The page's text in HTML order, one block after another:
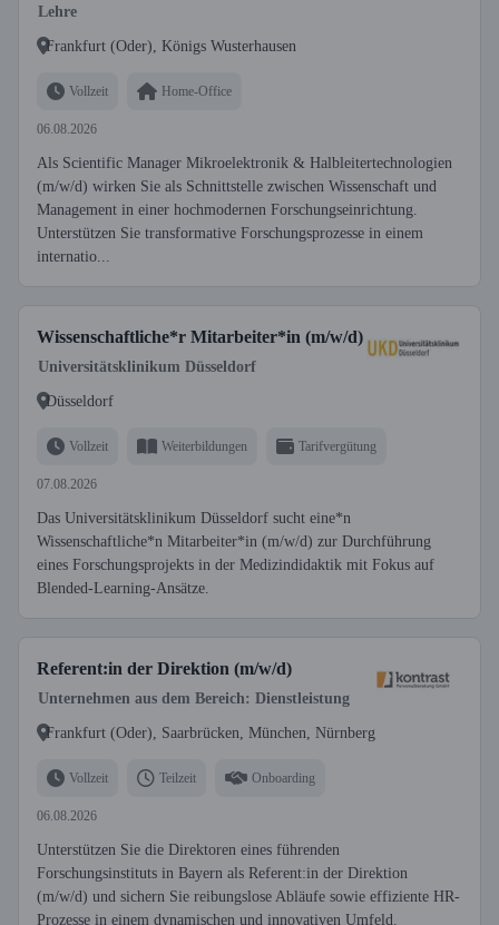
Lehre
Frankfurt (Oder), Königs Wusterhausen
Vollzeit Home-Office
06.08.2026
Als Scientific Manager Mikroelektronik & Halbleitertechnologien
(m/w/d) wirken Sie als Schnittstelle zwischen Wissenschaft und
Management in einer hochmodernen Forschungseinrichtung.
Unterstützen Sie transformative Forschungsprozesse in einem
internatio...
Wissenschaftliche*r Mitarbeiter*in (m/w/d)
Universitätsklinikum Düsseldorf
Düsseldorf
Vollzeit Weiterbildungen Tarifvergütung
07.08.2026
Das Universitätsklinikum Düsseldorf sucht eine*n
Wissenschaftliche*n Mitarbeiter*in (m/w/d) zur Durchführung
eines Forschungsprojekts in der Medizindidaktik mit Fokus auf
Blended-Learning-Ansätze.
Referent:in der Direktion (m/w/d)
Unternehmen aus dem Bereich: Dienstleistung
Frankfurt (Oder), Saarbrücken, München, Nürnberg
Vollzeit Teilzeit Onboarding
06.08.2026
Unterstützen Sie die Direktoren eines führenden
Forschungsinstituts in Bayern als Referent:in der Direktion
(m/w/d) und sichern Sie reibungslose Abläufe sowie effiziente HR-
Prozesse in einem dynamischen und innovativen Umfeld.